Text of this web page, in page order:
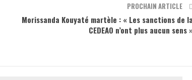
PROCHAIN ARTICLE
Morissanda Kouyaté martèle : « Les sanctions de
CEDEAO n’ont plus aucun sens